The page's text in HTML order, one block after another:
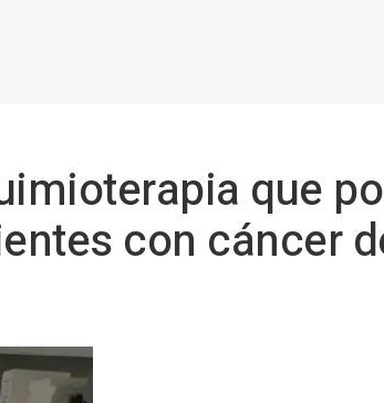
que
con cáncer